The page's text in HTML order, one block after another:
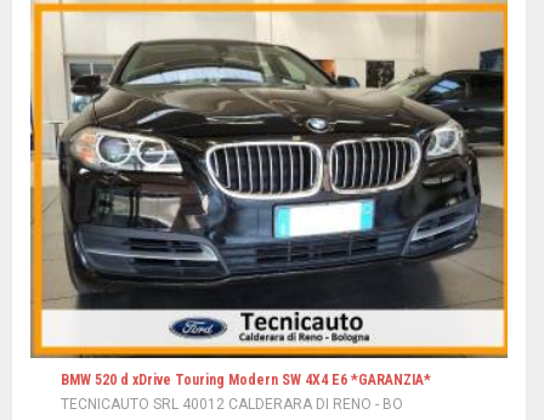
BMW 520 d xDrive Touring Modern SW 4X4 E6 *GARANZIA*
TECNICAUTO SRL 40012 CALDERARA DI RENO - BO